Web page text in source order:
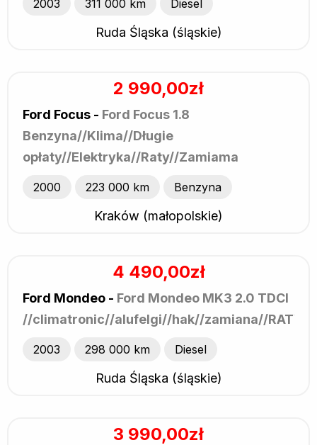
2003 311 000 km Diesel
Ruda Śląska (śląskie)
2 990,00zł
Ford Focus - Ford Focus 1.8
Benzyna//Klima//Długie
opłaty//Elektryka//Raty//Zamiama
2000 223 000 km Benzyna
Kraków (małopolskie)
4 490,00zł
Ford Mondeo - Ford Mondeo MK3 2.0 TDCI
//climatronic//alufelgi//hak//zamiana//RATY
2003 298 000 km Diesel
Ruda Śląska (śląskie)
3 990,00zł